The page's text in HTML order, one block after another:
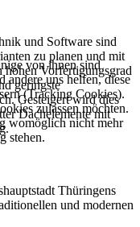
und Software sind
zu planen und mit
hohen Vorfertigungsgrad
geringste
Gesteigert wird dies
Dachelemente mit
Thüringens
und modernen
von ihnen sind
andere uns helfen, diese
(Tracking Cookies).
zulassen möchten.
womöglich nicht mehr
stehen.